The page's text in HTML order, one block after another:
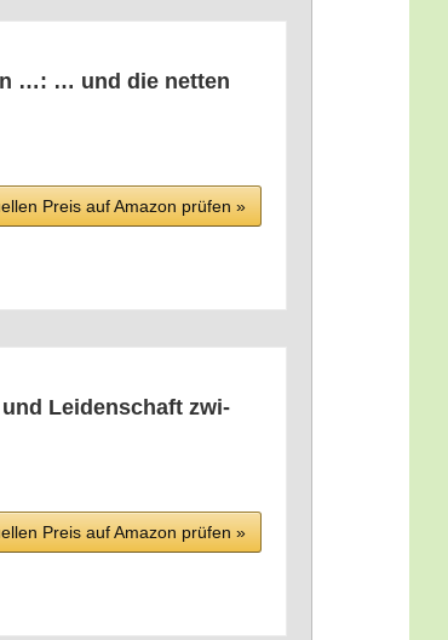
…: … und die net­ten
Preis auf Ama­zon prü­fen »
und Lei­den­schaft zwi­
Preis auf Ama­zon prü­fen »